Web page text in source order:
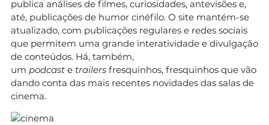
publica análises de filmes, curiosidades, antevisões e,
até, publicações de humor cinéfilo. O site mantém-se
atualizado, com publicações regulares e redes sociais
que permitem uma grande interatividade e divulgação
de conteúdos. Há, também,
um podcast e trailers fresquinhos, fresquinhos que vão
dando conta das mais recentes novidades das salas de
cinema.